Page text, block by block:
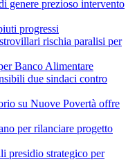
genere prezioso intervento
progressi
rischia paralisi per
Banco Alimentare
due sindaci contro
su Nuove Povertà offre
per rilanciare progetto
presidio strategico per